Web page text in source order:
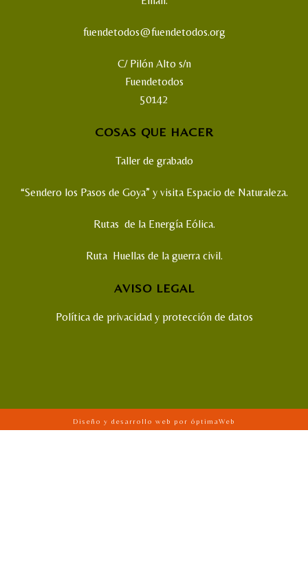
fuendetodos@fuendetodos.org
C/ Pilón Alto s/n
Fuendetodos
50142
COSAS QUE HACER
Taller de grabado
“Sendero los Pasos de Goya” y visita Espacio de Naturaleza.
Rutas de la Energía Eólica.
Ruta Huellas de la guerra civil.
AVISO LEGAL
Política de privacidad y protección de datos
Diseño y desarrollo web por óptimaWeb